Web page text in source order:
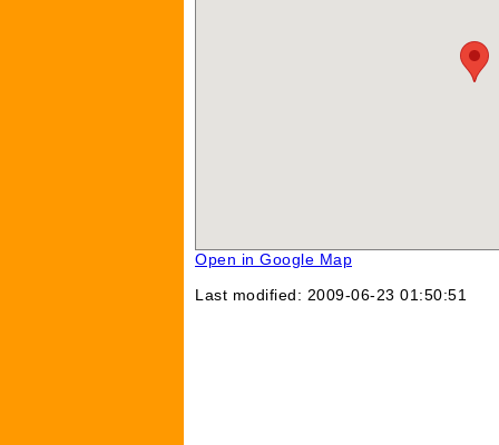
Open in Google Map
Last modified: 2009-06-23 01:50:51